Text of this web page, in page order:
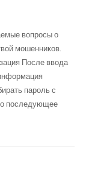
вопросы о
мошенников.
После ввода
пароль с
последующее